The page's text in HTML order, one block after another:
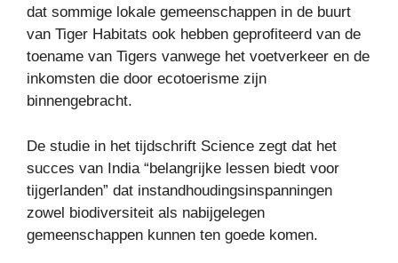
dat sommige lokale gemeenschappen in de buurt
van Tiger Habitats ook hebben geprofiteerd van de
toename van Tigers vanwege het voetverkeer en de
inkomsten die door ecotoerisme zijn
binnengebracht.
De studie in het tijdschrift Science zegt dat het
succes van India “belangrijke lessen biedt voor
tijgerlanden” dat instandhoudingsinspanningen
zowel biodiversiteit als nabijgelegen
gemeenschappen kunnen ten goede komen.